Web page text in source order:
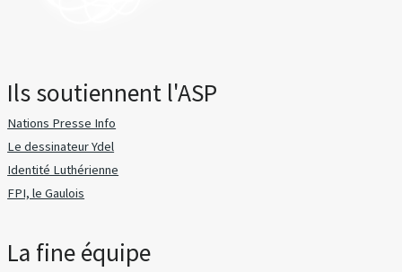
Ils soutiennent l'ASP
Nations Presse Info
Le dessinateur Ydel
Identité Luthérienne
FPI, le Gaulois
La fine équipe